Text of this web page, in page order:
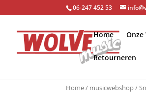
06-247 452 53
Home Onze
Retourneren
Home/ musicwebshop/